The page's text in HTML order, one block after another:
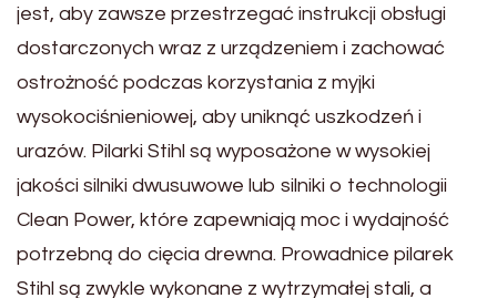
jest, aby zawsze przestrzegać instrukcji obsługi
dostarczonych wraz z urządzeniem i zachować
ostrożność podczas korzystania z myjki
wysokociśnieniowej, aby uniknąć uszkodzeń i
urazów. Pilarki Stihl są wyposażone w wysokiej
jakości silniki dwusuwowe lub silniki o technologii
Clean Power, które zapewniają moc i wydajność
potrzebną do cięcia drewna. Prowadnice pilarek
Stihl są zwykle wykonane z wytrzymałej stali, a